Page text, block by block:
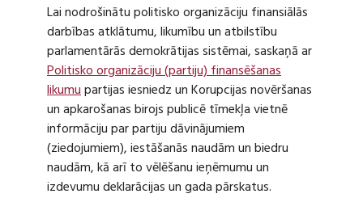
Lai nodrošinātu politisko organizāciju finansiālās
darbības atklātumu, likumību un atbilstību
parlamentārās demokrātijas sistēmai, saskaņā ar
Politisko organizāciju (partiju) finansēšanas
likumupartijas iesniedz un Korupcijas novēršanas
un apkarošanas birojs publicē tīmekļa vietnē
informāciju par partiju dāvinājumiem
(ziedojumiem), iestāšanās naudām un biedru
naudām, kā arī to vēlēšanu ieņēmumu un
izdevumu deklarācijas un gada pārskatus.